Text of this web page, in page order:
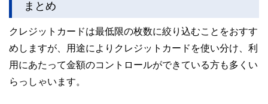
まとめ
クレジットカードは最低限の枚数に絞り込むことをおすす
めしますが、用途によりクレジットカードを使い分け、利
用にあたって金額のコントロールができている方も多くい
らっしゃいます。